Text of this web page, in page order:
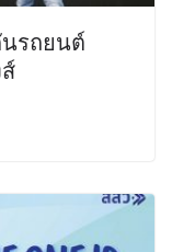
รถยนต์